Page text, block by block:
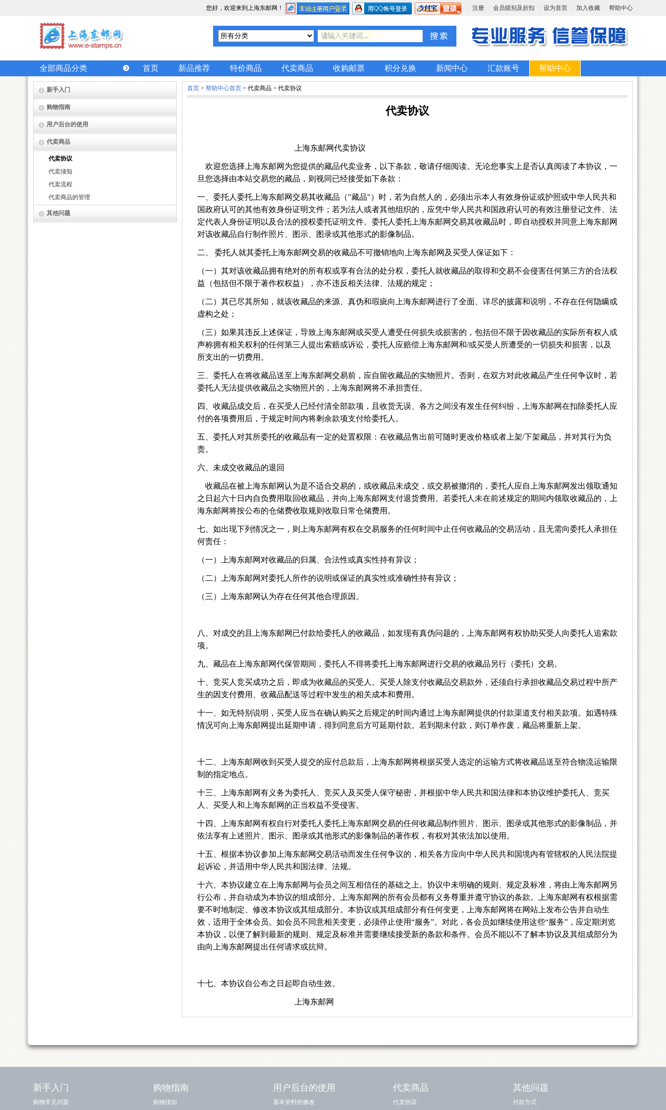
您好，欢迎来到上海东邮网！ 注册 会员级别及折扣 设为首页 加入收藏 帮助中心
全部商品分类 首页 新品推荐 特价商品 代卖商品 收购邮票 积分兑换 新闻中心 汇款账号 帮助中心
新手入门
购物指南
用户后台的使用
代卖商品
代卖协议
代卖须知
代卖流程
代卖商品的管理
其他问题
首页 > 帮助中心首页 > 代卖商品 > 代卖协议
代卖协议
上海东邮网代卖协议
欢迎您选择上海东邮网为您提供的藏品代卖业务，以下条款，敬请仔细阅读。无论您事实上是否认真阅读了本协议，一
旦您选择由本站交易您的藏品，则视同已经接受如下条款：
一、委托人委托上海东邮网交易其收藏品（"藏品"）时，若为自然人的，必须出示本人有效身份证或护照或中华人民共和
国政府认可的其他有效身份证明文件；若为法人或者其他组织的，应凭中华人民共和国政府认可的有效注册登记文件、法
定代表人身份证明以及合法的授权委托证明文件。委托人委托上海东邮网交易其收藏品时，即自动授权并同意上海东邮网
对该收藏品自行制作照片、图示、图录或其他形式的影像制品。
二、 委托人就其委托上海东邮网交易的收藏品不可撤销地向上海东邮网及买受人保证如下：
（一）其对该收藏品拥有绝对的所有权或享有合法的处分权，委托人就收藏品的取得和交易不会侵害任何第三方的合法权
益（包括但不限于著作权权益），亦不违反相关法律、法规的规定；
（二）其已尽其所知，就该收藏品的来源、真伪和瑕疵向上海东邮网进行了全面、详尽的披露和说明，不存在任何隐瞒或
虚构之处；
（三）如果其违反上述保证，导致上海东邮网或买受人遭受任何损失或损害的，包括但不限于因收藏品的实际所有权人或
声称拥有相关权利的任何第三人提出索赔或诉讼，委托人应赔偿上海东邮网和/或买受人所遭受的一切损失和损害，以及
所支出的一切费用。
三、委托人在将收藏品送至上海东邮网交易前，应自留收藏品的实物照片。否则，在双方对此收藏品产生任何争议时，若
委托人无法提供收藏品之实物照片的，上海东邮网将不承担责任。
四、收藏品成交后，在买受人已经付清全部款项，且收货无误、各方之间没有发生任何纠纷，上海东邮网在扣除委托人应
付的各项费用后，于规定时间内将剩余款项支付给委托人。
五、委托人对其所委托的收藏品有一定的处置权限：在收藏品售出前可随时更改价格或者上架/下架藏品，并对其行为负
责。
六、未成交收藏品的退回
收藏品在被上海东邮网认为是不适合交易的，或收藏品未成交，或交易被撤消的，委托人应自上海东邮网发出领取通知
之日起六十日内自负费用取回收藏品，并向上海东邮网支付退货费用。若委托人未在前述规定的期间内领取收藏品的，上
海东邮网将按公布的仓储费收取规则收取日常仓储费用。
七、如出现下列情况之一，则上海东邮网有权在交易服务的任何时间中止任何收藏品的交易活动，且无需向委托人承担任
何责任：
（一）上海东邮网对收藏品的归属、合法性或真实性持有异议；
（二）上海东邮网对委托人所作的说明或保证的真实性或准确性持有异议；
（三）上海东邮网认为存在任何其他合理原因。
八、对成交的且上海东邮网已付款给委托人的收藏品，如发现有真伪问题的，上海东邮网有权协助买受人向委托人追索款
项。
九、藏品在上海东邮网代保管期间，委托人不得将委托上海东邮网进行交易的收藏品另行（委托）交易。
十、竞买人竞买成功之后，即成为收藏品的买受人。买受人除支付收藏品交易款外，还须自行承担收藏品交易过程中所产
生的因支付费用、收藏品配送等过程中发生的相关成本和费用。
十一、如无特别说明，买受人应当在确认购买之后规定的时间内通过上海东邮网提供的付款渠道支付相关款项。如遇特殊
情况可向上海东邮网提出延期申请，得到同意后方可延期付款。若到期未付款，则订单作废，藏品将重新上架。
十二、上海东邮网收到买受人提交的应付总款后，上海东邮网将根据买受人选定的运输方式将收藏品送至符合物流运输限
制的指定地点。
十三、上海东邮网有义务为委托人、竞买人及买受人保守秘密，并根据中华人民共和国法律和本协议维护委托人、竞买
人、买受人和上海东邮网的正当权益不受侵害。
十四、上海东邮网有权自行对委托人委托上海东邮网交易的任何收藏品制作照片、图示、图录或其他形式的影像制品，并
依法享有上述照片、图示、图录或其他形式的影像制品的著作权，有权对其依法加以使用。
十五、根据本协议参加上海东邮网交易活动而发生任何争议的，相关各方应向中华人民共和国境内有管辖权的人民法院提
起诉讼，并适用中华人民共和国法律、法规。
十六、本协议建立在上海东邮网与会员之间互相信任的基础之上。协议中未明确的规则、规定及标准，将由上海东邮网另
行公布，并自动成为本协议的组成部分。上海东邮网的所有会员都有义务尊重并遵守协议的条款。上海东邮网有权根据需
要不时地制定、修改本协议或其组成部分。本协议或其组成部分有任何变更，上海东邮网将在网站上发布公告并自动生
效，适用于全体会员。如会员不同意相关变更，必须停止使用“服务”。对此，各会员如继续使用这些“服务”，应定期浏览
本协议，以便了解到最新的规则、规定及标准并需要继续接受新的条款和条件。会员不能以不了解本协议及其组成部分为
由向上海东邮网提出任何请求或抗辩。
十七、本协议自公布之日起即自动生效。
上海东邮网
新手入门
购物常见问题
购物指南
购物须知
用户后台的使用
基本资料的修改
代卖商品
代卖协议
其他问题
付款方式